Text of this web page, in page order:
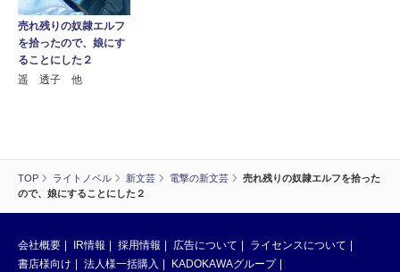
TOP ライトノベル 新文芸 電撃の新文芸
売れ残りの奴隷エルフを拾った
ので、娘にすることにした２
売れ残りの奴隷エルフ
を拾ったので、娘にす
ることにした２
遥 透子 他
会社概要 IR情報 採用情報 広告について
ライセンスについて
書店様向け
法人様一括購入
KADOKAWAグループ